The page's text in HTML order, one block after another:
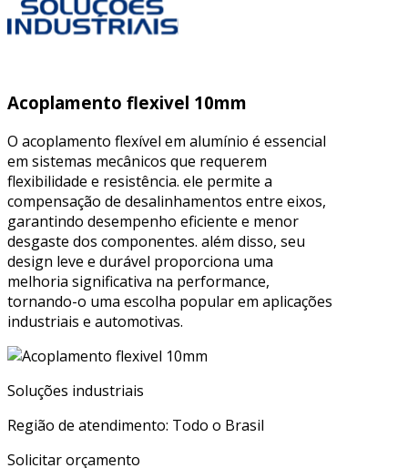
Acoplamento flexivel 10mm
O acoplamento flexível em alumínio é essencial
em sistemas mecânicos que requerem
flexibilidade e resistência. ele permite a
compensação de desalinhamentos entre eixos,
garantindo desempenho eficiente e menor
desgaste dos componentes. além disso, seu
design leve e durável proporciona uma
melhoria significativa na performance,
tornando-o uma escolha popular em aplicações
industriais e automotivas.
Soluções industriais
Região de atendimento: Todo o Brasil
Solicitar orçamento